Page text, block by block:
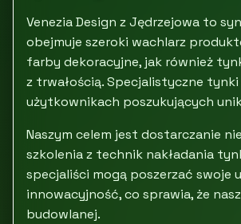
Venezia Design z Jędrzejowa to
obejmuje szeroki wachlarz
farby dekoracyjne, jak również
z trwałością. Specjalistyczne
użytkownikach poszukujących
Naszym celem jest dostarczanie
szkolenia z technik nakładania
specjaliści mogą poszerzać swoje
innowacyjność, co sprawia, że
budowlanej.